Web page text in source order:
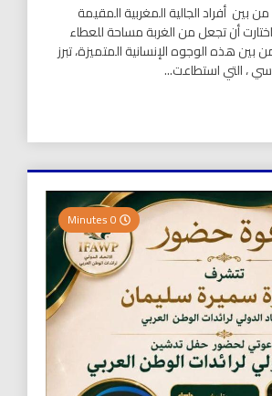
أفراد الجالية المغربية المقيمة
اختارت أن تجعل من الغربة مساحة للعطاء
بين هذه الوجوه الإنسانية المتميزة، تبرز
، التي استطاعت...